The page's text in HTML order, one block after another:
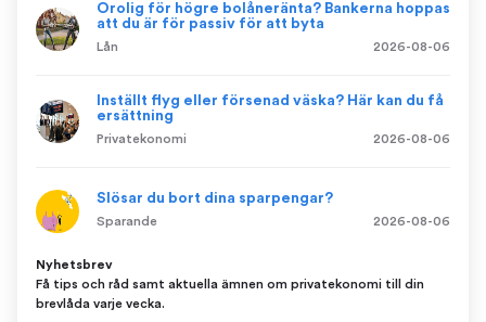
Orolig för högre bolåneränta? Bankerna hoppas
att du är för passiv för att byta
Lån 2026-08-06
Inställt flyg eller försenad väska? Här kan du få
ersättning
Privatekonomi 2026-08-06
Slösar du bort dina sparpengar?
Sparande 2026-08-06
Nyhetsbrev
Få tips och råd samt aktuella ämnen om privatekonomi till din
brevlåda varje vecka.